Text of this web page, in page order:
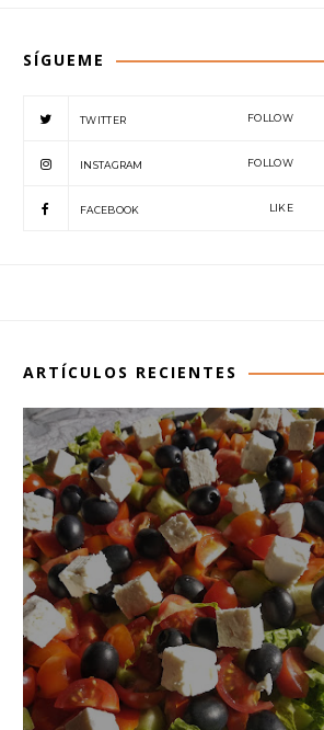
SÍGUEME
TWITTER FOLLOW
INSTAGRAM FOLLOW
FACEBOOK LIKE
ARTÍCULOS RECIENTES